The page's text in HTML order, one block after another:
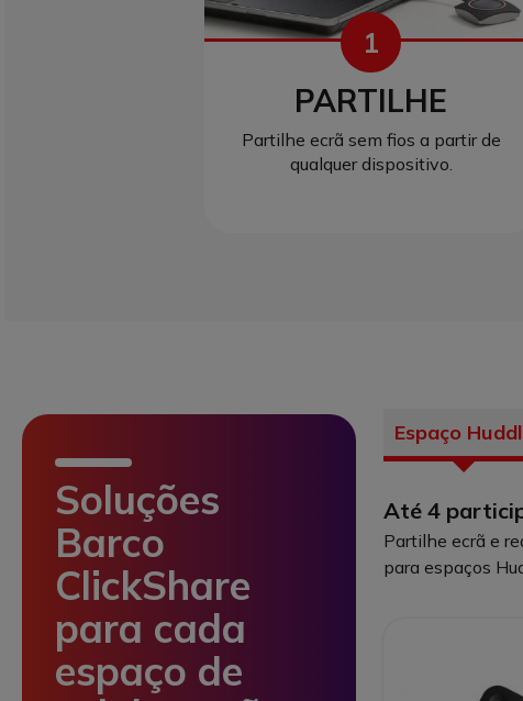
1
PARTILHE
Partilhe ecrã sem fios a partir de
qualquer dispositivo.
Soluções
Barco
ClickShare
para cada
espaço de
Espaço
Até 4
Partilhe ecrã e
para espaços